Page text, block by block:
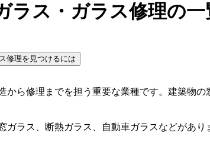
ラス・ガラス修理の一
修理を見つけるには
から修理までを担う重要な業種です。建築物
ガラス、断熱ガラス、自動車ガラスなどがあ